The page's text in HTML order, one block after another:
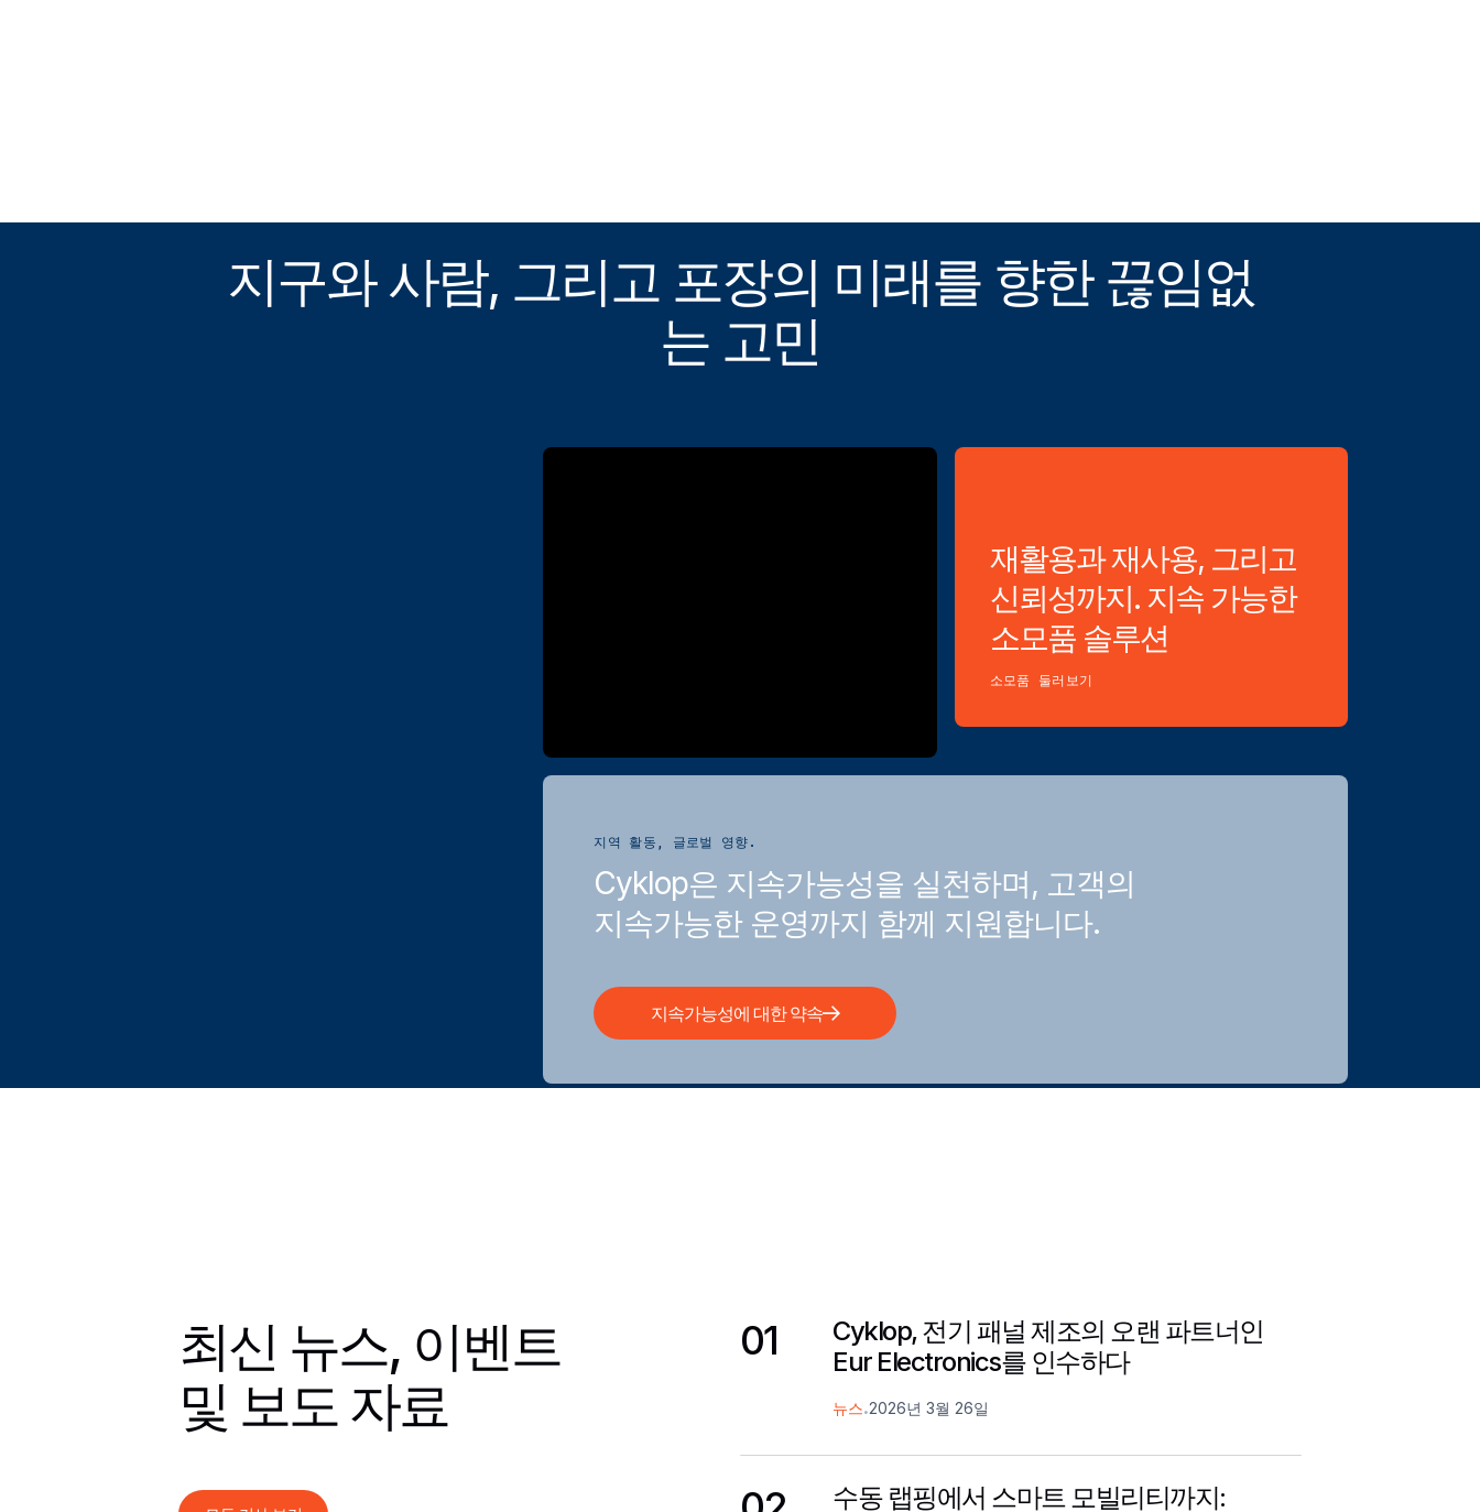
지구와 사람, 그리고 포장의 미래를 향한 끊임없
는 고민
재활용과 재사용, 그리고
신뢰성까지. 지속 가능한
소모품 솔루션
소모품 둘러보기
지역 활동, 글로벌 영향.
Cyklop은 지속가능성을 실천하며, 고객의
지속가능한 운영까지 함께 지원합니다.
지속가능성에 대한 약속
최신 뉴스, 이벤트
및 보도 자료
01
Cyklop, 전기 패널 제조의 오랜 파트너인
Eur Electronics를 인수하다
뉴스.2026년 3월 26일
수동 랩핑에서 스마트 모빌리티까지: